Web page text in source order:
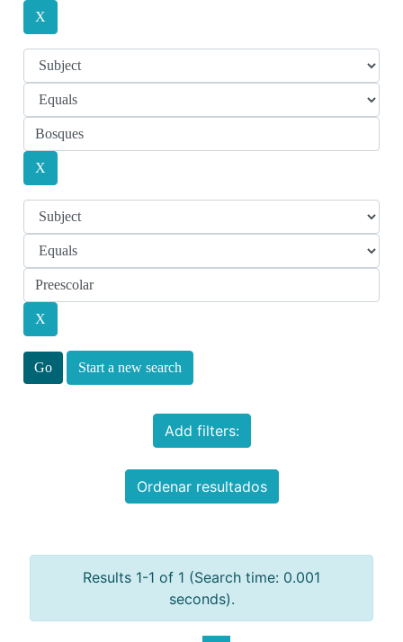
Start a new search
Add filters:
Ordenar resultados
Results 1-1 of 1 (Search time: 0.001
seconds).